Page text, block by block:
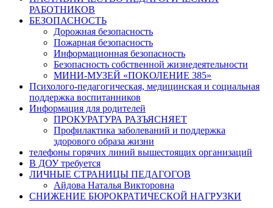
РАБОТНИКОВ
БЕЗОПАСНОСТЬ
Дорожная безопасность
Пожарная безопасность
Информационная безопасность
Безопасность собственной жизнедеятельности
МИНИ-МУЗЕЙ «ПОКОЛЕНИЕ 385»
Психолого-педагогическая, медицинская и социальная
поддержка воспитанников
Информация для родителей
ПРОКУРАТУРА РАЗЪЯСНЯЕТ
Профилактика заболеваний и поддержка
здорового образа жизни
телефоны горячих линий вышестоящих организаций
В ДОУ требуется
ЛИЧНЫЕ СТРАНИЦЫ ПЕДАГОГОВ
Айдова Наталья Викторовна
СНИЖЕНИЕ БЮРОКРАТИЧЕСКОЙ НАГРУЗКИ